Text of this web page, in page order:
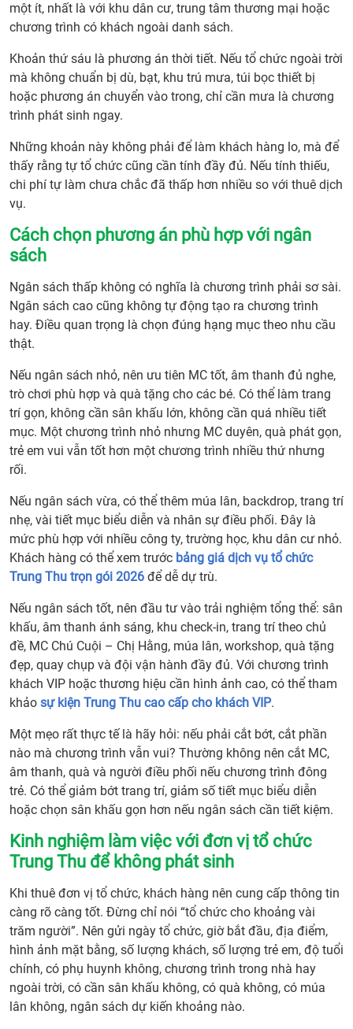
một ít, nhất là với khu dân cư, trung tâm thương mại hoặc
chương trình có khách ngoài danh sách.
Khoản thứ sáu là phương án thời tiết. Nếu tổ chức ngoài trời
mà không chuẩn bị dù, bạt, khu trú mưa, túi bọc thiết bị
hoặc phương án chuyển vào trong, chỉ cần mưa là chương
trình phát sinh ngay.
Những khoản này không phải để làm khách hàng lo, mà để
thấy rằng tự tổ chức cũng cần tính đầy đủ. Nếu tính thiếu,
chi phí tự làm chưa chắc đã thấp hơn nhiều so với thuê dịch
vụ.
Cách chọn phương án phù hợp với ngân
sách
Ngân sách thấp không có nghĩa là chương trình phải sơ sài.
Ngân sách cao cũng không tự động tạo ra chương trình
hay. Điều quan trọng là chọn đúng hạng mục theo nhu cầu
thật.
Nếu ngân sách nhỏ, nên ưu tiên MC tốt, âm thanh đủ nghe,
trò chơi phù hợp và quà tặng cho các bé. Có thể làm trang
trí gọn, không cần sân khấu lớn, không cần quá nhiều tiết
mục. Một chương trình nhỏ nhưng MC duyên, quà phát gọn,
trẻ em vui vẫn tốt hơn một chương trình nhiều thứ nhưng
rối.
Nếu ngân sách vừa, có thể thêm múa lân, backdrop, trang trí
nhẹ, vài tiết mục biểu diễn và nhân sự điều phối. Đây là
mức phù hợp với nhiều công ty, trường học, khu dân cư nhỏ.
Khách hàng có thể xem trước bảng giá dịch vụ tổ chức
Trung Thu trọn gói 2026 để dễ dự trù.
Nếu ngân sách tốt, nên đầu tư vào trải nghiệm tổng thể: sân
khấu, âm thanh ánh sáng, khu check-in, trang trí theo chủ
đề, MC Chú Cuội – Chị Hằng, múa lân, workshop, quà tặng
đẹp, quay chụp và đội vận hành đầy đủ. Với chương trình
khách VIP hoặc thương hiệu cần hình ảnh cao, có thể tham
khảo sự kiện Trung Thu cao cấp cho khách VIP.
Một mẹo rất thực tế là hãy hỏi: nếu phải cắt bớt, cắt phần
nào mà chương trình vẫn vui? Thường không nên cắt MC,
âm thanh, quà và người điều phối nếu chương trình đông
trẻ. Có thể giảm bớt trang trí, giảm số tiết mục biểu diễn
hoặc chọn sân khấu gọn hơn nếu ngân sách cần tiết kiệm.
Kinh nghiệm làm việc với đơn vị tổ chức
Trung Thu để không phát sinh
Khi thuê đơn vị tổ chức, khách hàng nên cung cấp thông tin
càng rõ càng tốt. Đừng chỉ nói “tổ chức cho khoảng vài
trăm người”. Nên gửi ngày tổ chức, giờ bắt đầu, địa điểm,
hình ảnh mặt bằng, số lượng khách, số lượng trẻ em, độ tuổi
chính, có phụ huynh không, chương trình trong nhà hay
ngoài trời, có cần sân khấu không, có quà không, có múa
lân không, ngân sách dự kiến khoảng nào.